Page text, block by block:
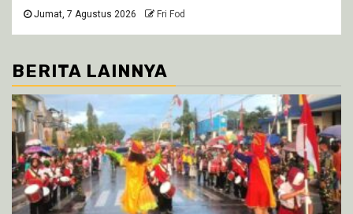
Jumat, 7 Agustus 2026 Fri Fod
BERITA LAINNYA